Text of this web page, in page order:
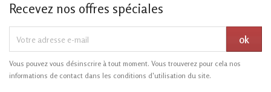
Recevez nos offres spéciales
Vous pouvez vous désinscrire à tout moment. Vous trouverez pour cela nos
informations de contact dans les conditions d'utilisation du site.